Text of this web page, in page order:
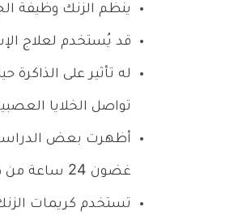
ينظم الزنك وظيفة
قد يُستخدم لعلاج
له تأثير على
تواصل الخلايا
أظهرت بعض
غضون 24 ساعة من ظهور أعراض البرد.
تستخدم كريمات